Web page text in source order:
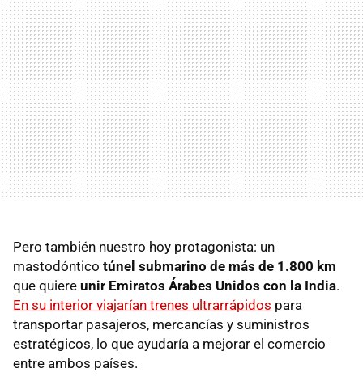
Pero también nuestro hoy protagonista: un
mastodóntico túnel submarino de más de 1.800 km
que quiere unir Emiratos Árabes Unidos con la India.
En su interior viajarían trenes ultrarrápidos para
transportar pasajeros, mercancías y suministros
estratégicos, lo que ayudaría a mejorar el comercio
entre ambos países.